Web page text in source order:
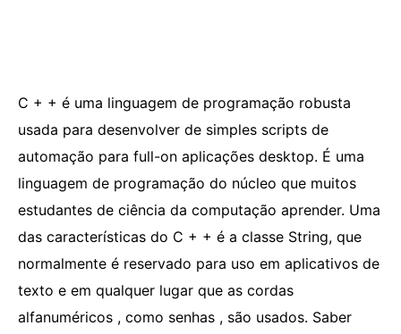
C + + é uma linguagem de programação robusta
usada para desenvolver de simples scripts de
automação para full-on aplicações desktop. É uma
linguagem de programação do núcleo que muitos
estudantes de ciência da computação aprender. Uma
das características do C + + é a classe String, que
normalmente é reservado para uso em aplicativos de
texto e em qualquer lugar que as cordas
alfanuméricos , como senhas , são usados. Saber